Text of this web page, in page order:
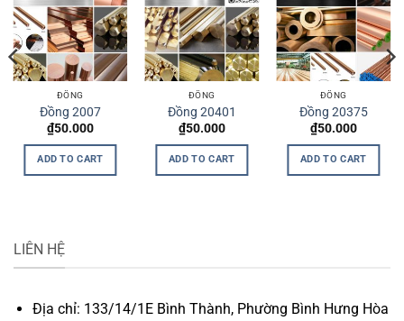
ĐỒNG
Đồng 2007
₫50.000
ADD TO CART
ĐỒNG
Đồng 20401
₫50.000
ADD TO CART
ĐỒNG
Đồng 20375
₫50.000
ADD TO CART
LIÊN HỆ
Địa chỉ: 133/14/1E Bình Thành, Phường Bình Hưng Hòa